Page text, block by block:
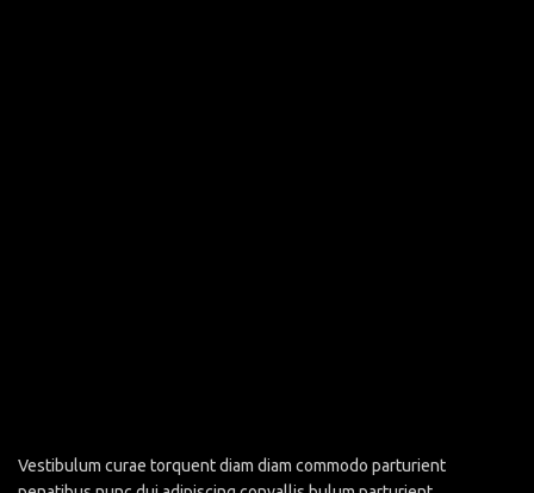
Vestibulum curae torquent diam diam commodo parturient